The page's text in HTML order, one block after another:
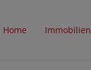
Home Immobilien